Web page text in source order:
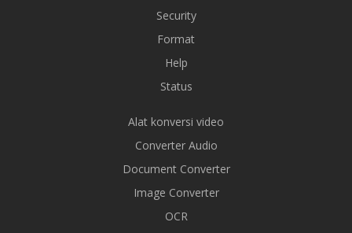
Security
Format
Help
Status
Alat konversi video
Converter Audio
Document Converter
Image Converter
OCR